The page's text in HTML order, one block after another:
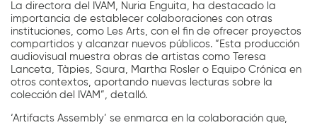
La directora del IVAM, Nuria Enguita, ha destacado la
importancia de establecer colaboraciones con otras
instituciones, como Les Arts, con el fin de ofrecer proyectos
compartidos y alcanzar nuevos públicos. “Esta producción
audiovisual muestra obras de artistas como Teresa
Lanceta, Tàpies, Saura, Martha Rosler o Equipo Crónica en
otros contextos, aportando nuevas lecturas sobre la
colección del IVAM”, detalló.
‘Artifacts Assembly’ se enmarca en la colaboración que,